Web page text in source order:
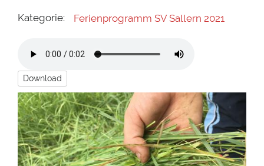
Kategorie: Ferienprogramm SV Sallern 2021
Download